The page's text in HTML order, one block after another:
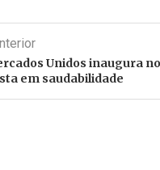
Unidos inaugura
em saudabilidade